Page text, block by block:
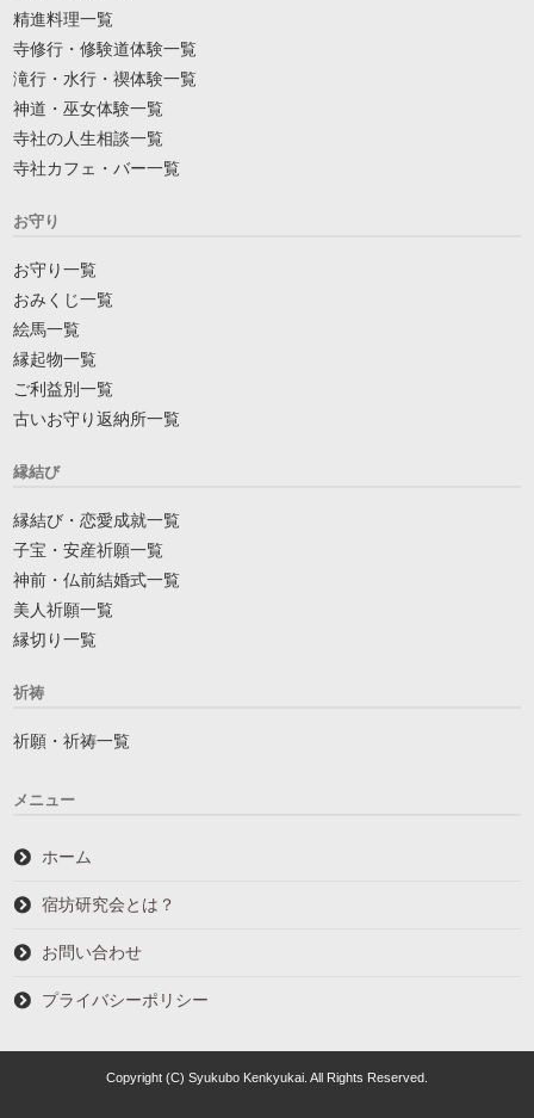
精進料理一覧
寺修行・修験道体験一覧
滝行・水行・禊体験一覧
神道・巫女体験一覧
寺社の人生相談一覧
寺社カフェ・バー一覧
お守り
お守り一覧
おみくじ一覧
絵馬一覧
縁起物一覧
ご利益別一覧
古いお守り返納所一覧
縁結び
縁結び・恋愛成就一覧
子宝・安産祈願一覧
神前・仏前結婚式一覧
美人祈願一覧
縁切り一覧
祈祷
祈願・祈祷一覧
メニュー
ホーム
宿坊研究会とは？
お問い合わせ
プライバシーポリシー
Copyright (C) Syukubo Kenkyukai. All Rights Reserved.